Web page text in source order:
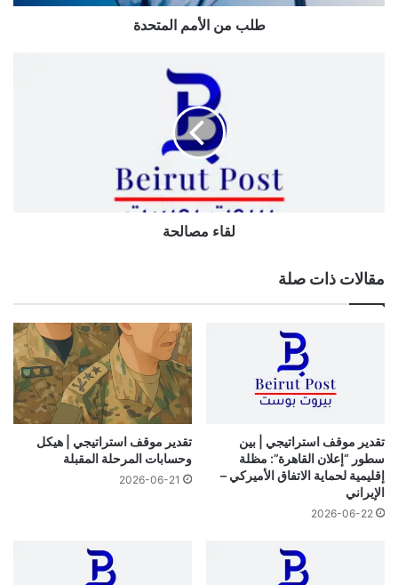
طلب من الأمم المتحدة
لقاء مصالحة
مقالات ذات صلة
تقدير موقف استراتيجي | بين
سطور “إعلان القاهرة”: مظلة
إقليمية لحماية الاتفاق الأميركي –
الإيراني
2026-06-22
تقدير موقف استراتيجي | هيكل
وحسابات المرحلة المقبلة
2026-06-21